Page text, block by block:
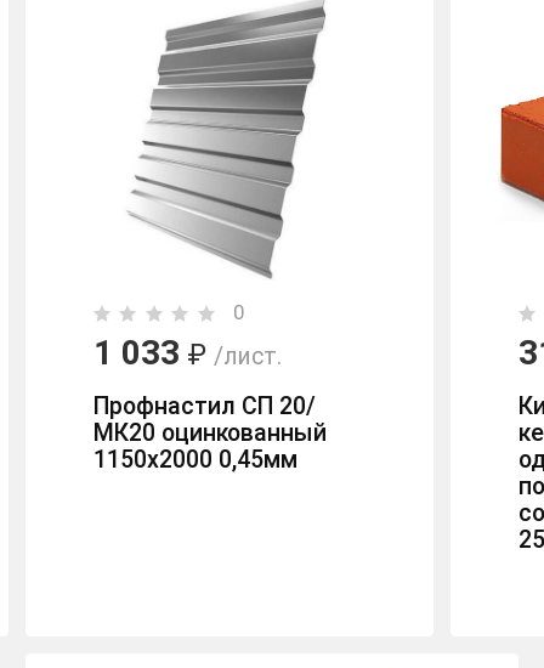
0
1 033 ₽ /лист.
Профнастил СП 20/
МК20 оцинкованный
1150х2000 0,45мм